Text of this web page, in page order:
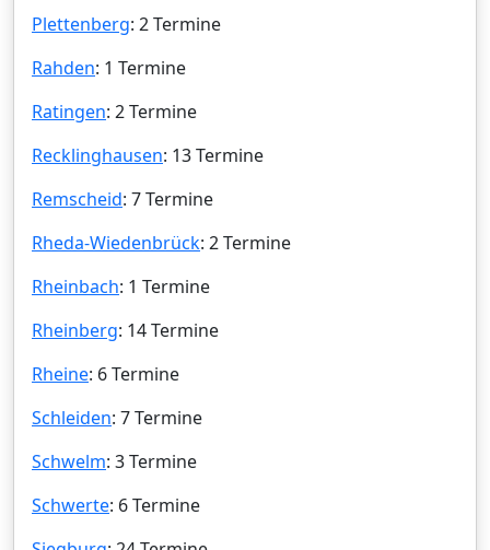
Plettenberg: 2 Termine
Rahden: 1 Termine
Ratingen: 2 Termine
Recklinghausen: 13 Termine
Remscheid: 7 Termine
Rheda-Wiedenbrück: 2 Termine
Rheinbach: 1 Termine
Rheinberg: 14 Termine
Rheine: 6 Termine
Schleiden: 7 Termine
Schwelm: 3 Termine
Schwerte: 6 Termine